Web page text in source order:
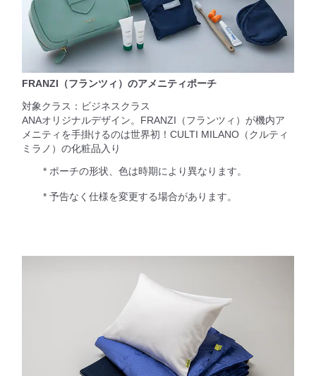
FRANZI（フランツィ）のアメニティポーチ
対象クラス：ビジネスクラス
ANAオリジナルデザイン。FRANZI（フランツィ）が機内ア
メニティを手掛けるのは世界初！CULTI MILANO（クルティ
ミラノ）の化粧品入り
* ポーチの形状、色は時期により異なります。
* 予告なく仕様を変更する場合があります。